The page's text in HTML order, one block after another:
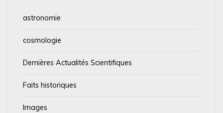
astronomie
cosmologie
Dernières Actualités Scientifiques
Faits historiques
Images